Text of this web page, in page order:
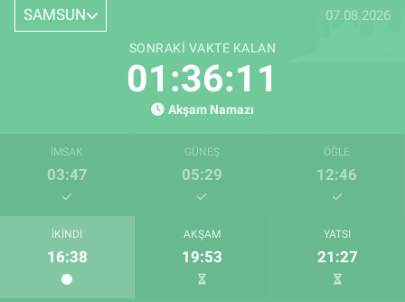
SAMSUN 07.08.2026
SONRAKI VAKTE KALAN
01:36:10
Akşam Namazı
İMSAK
03:47
GÜNEŞ
05:29
ÖĞLE
12:46
İKINDI
16:38
AKŞAM
19:53
YATSI
21:27